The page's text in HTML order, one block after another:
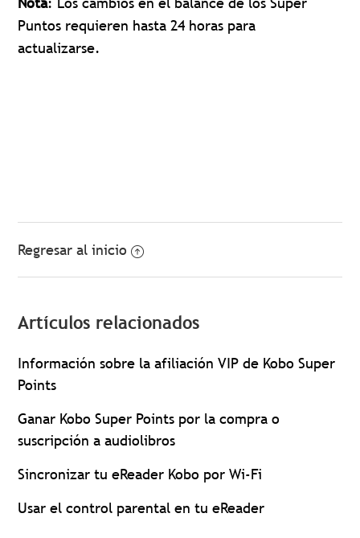
Puntos requieren hasta 24 horas para
actualizarse.
Regresar al inicio
Artículos relacionados
Información sobre la afiliación VIP de Kobo Super
Points
Ganar Kobo Super Points por la compra o
suscripción a audiolibros
Sincronizar tu eReader Kobo por Wi-Fi
Usar el control parental en tu eReader